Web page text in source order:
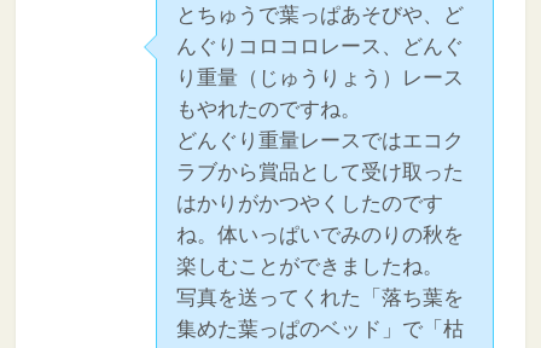
とちゅうで葉っぱあそびや、ど
んぐりコロコロレース、どんぐ
り重量（じゅうりょう）レース
もやれたのですね。
どんぐり重量レースではエコク
ラブから賞品として受け取った
はかりがかつやくしたのです
ね。体いっぱいでみのりの秋を
楽しむことができましたね。
写真を送ってくれた「落ち葉を
集めた葉っぱのベッド」で「枯